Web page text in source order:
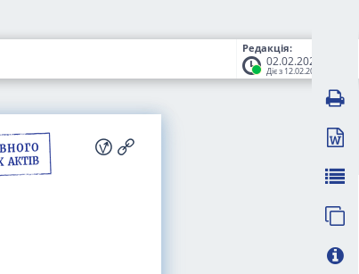
Редакція:
02.02.2022
Діє з 12.02.2022